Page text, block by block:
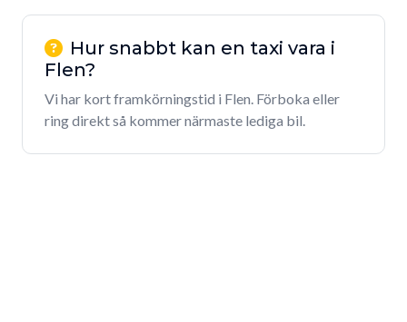
Hur snabbt kan en taxi vara i
Flen?
Vi har kort framkörningstid i Flen. Förboka eller
ring direkt så kommer närmaste lediga bil.